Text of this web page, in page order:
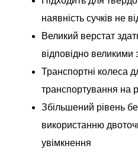
наявність сучків не
Великий верстат
відповідно великими
Транспортні колеса
транспортування на
Збільшений рівень
використанню
увімкнення